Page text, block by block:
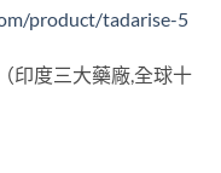
product/tadarise-5
印度三大藥廠,全球十